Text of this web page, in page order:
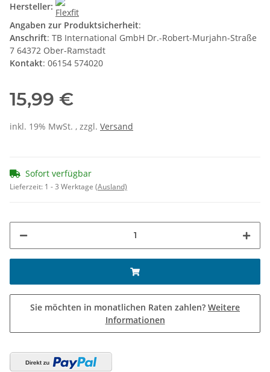
Hersteller:
Angaben zur Produktsicherheit:
Anschrift: TB International GmbH Dr.-Robert-Murjahn-Straße
7 64372 Ober-Ramstadt
Kontakt: 06154 574020
15,99 €
inkl. 19% MwSt. , zzgl. Versand
Sofort verfügbar
Lieferzeit: 1 - 3 Werktage (Ausland)
Sie möchten in monatlichen Raten zahlen? Weitere
Informationen